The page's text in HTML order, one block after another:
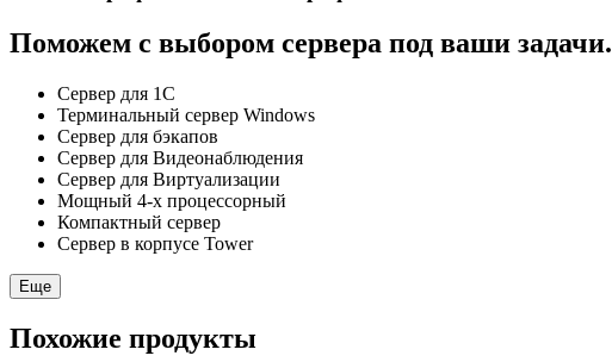
Поможем с выбором сервера под ваши задачи.
Сервер для 1С
Терминальный сервер Windows
Сервер для бэкапов
Сервер для Видеонаблюдения
Сервер для Виртуализации
Мощный 4-х процессорный
Компактный сервер
Сервер в корпусе Tower
Еще
Похожие продукты